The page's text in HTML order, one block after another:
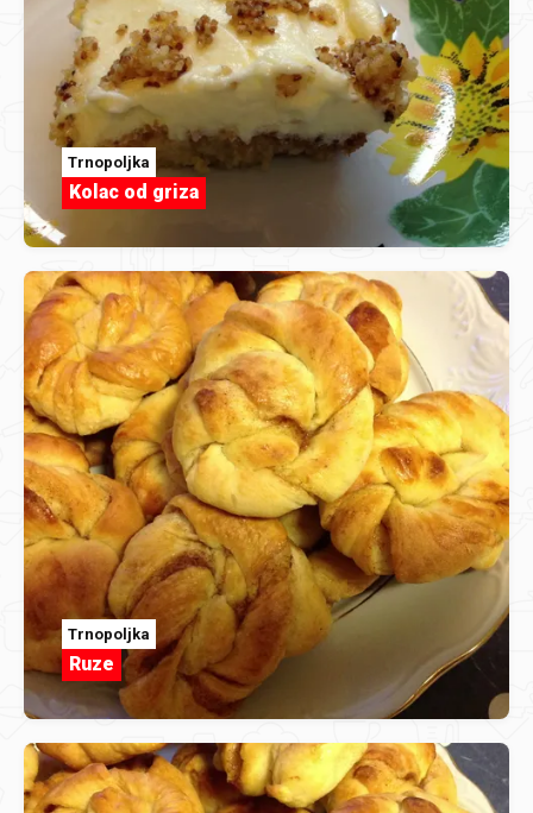
Trnopoljka
Kolac od griza
Trnopoljka
Ruze